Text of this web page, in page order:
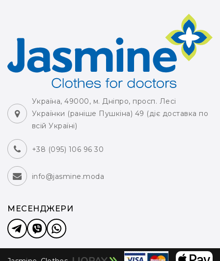
Україна, 49000, м. Дніпро, просп. Лесі
Українки (раніше Пушкіна) 49 (діє доставка по
всій Україні)
+38 (095) 106 96 30
info@jasmine.moda
МЕСЕНДЖЕРИ